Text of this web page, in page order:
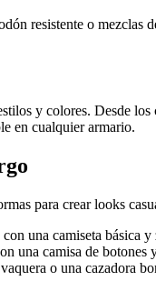
resistente o
y colores. Desde
en cualquier armario.
para crear looks
una camiseta básica
una camisa de botones
o una cazadora